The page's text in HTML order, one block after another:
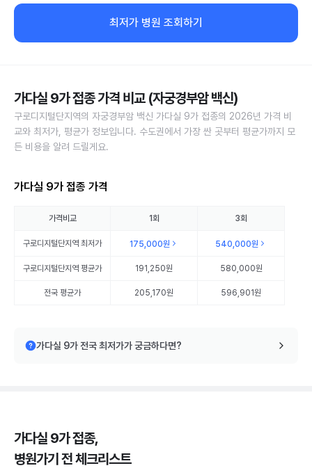
최저가 병원 조회하기
가다실 9가 접종 가격 비교 (자궁경부암 백신)
구로디지털단지역의 자궁경부암 백신 가다실 9가 접종의 2026년 가격 비
교와 최저가, 평균가 정보입니다. 수도권에서 가장 싼 곳부터 평균가까지 모
든 비용을 알려 드릴게요.
가다실 9가 접종 가격
가격비교 1회 3회
구로디지털단지역 최저가 175,000원 540,000원
구로디지털단지역 평균가 191,250원 580,000원
전국 평균가 205,170원 596,901원
가다실 9가 전국 최저가가 궁금하다면?
가다실 9가 접종,
병원가기 전 체크리스트